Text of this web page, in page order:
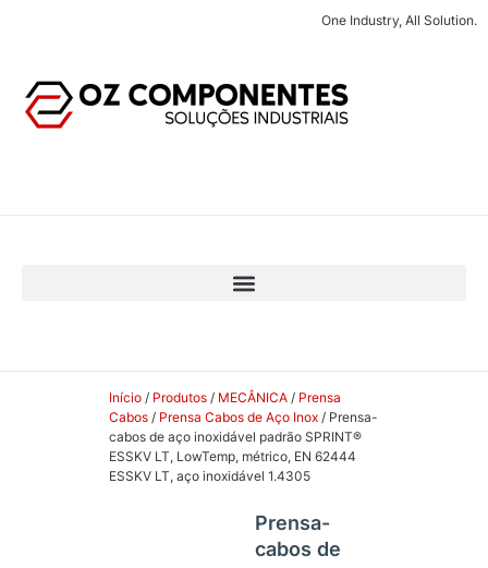
One Industry, All Solution.
Início / Produtos / MECÂNICA / Prensa
Cabos / Prensa Cabos de Aço Inox / Prensa-
cabos de aço inoxidável padrão SPRINT®
ESSKV LT, LowTemp, métrico, EN 62444
ESSKV LT, aço inoxidável 1.4305
Prensa-
cabos de